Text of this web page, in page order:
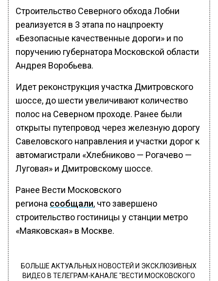
Строительство Северного обхода Лобни
реализуется в 3 этапа по нацпроекту
«Безопасные качественные дороги» и по
поручению губернатора Московской области
Андрея Воробьева.
Идет реконструкция участка Дмитровского
шоссе, до шести увеличивают количество
полос на Северном проходе. Ранее были
открыты путепровод через железную дорогу
Савеловского направления и участки дорог к
автомагистрали «Хлебниково — Рогачево —
Луговая» и Дмитровскому шоссе.
Ранее Вести Московского
региона сообщали, что завершено
строительство гостиницы у станции метро
«Маяковская» в Москве.
БОЛЬШЕ АКТУАЛЬНЫХ НОВОСТЕЙ И ЭКСКЛЮЗИВНЫХ
ВИДЕО В ТЕЛЕГРАМ-КАНАЛЕ "ВЕСТИ МОСКОВСКОГО